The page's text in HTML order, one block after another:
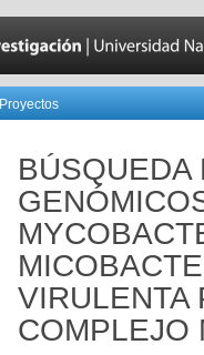
Proyectos
BÚSQUEDA
VIRULENTA
COMPLEJO